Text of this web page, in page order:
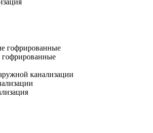
гофрированные
канализации